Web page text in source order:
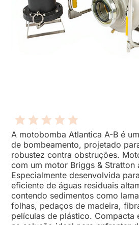
A motobomba Atlantica A-B é
de bombeamento, projetado
robustez contra obstruções.
com um motor Briggs & Stratton
Especialmente desenvolvida
eficiente de águas residuais
contendo sedimentos como
folhas, pedaços de madeira,
películas de plástico. Compacta